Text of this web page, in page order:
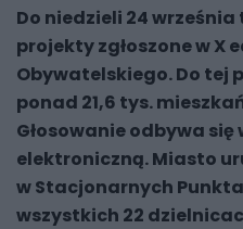
Do niedzieli 24
projekty zgłoszone w X
Obywatelskiego. Do tej
ponad 21,6 tys.
Głosowanie odbywa się
elektroniczną. Miasto
w Stacjonarnych
wszystkich 22